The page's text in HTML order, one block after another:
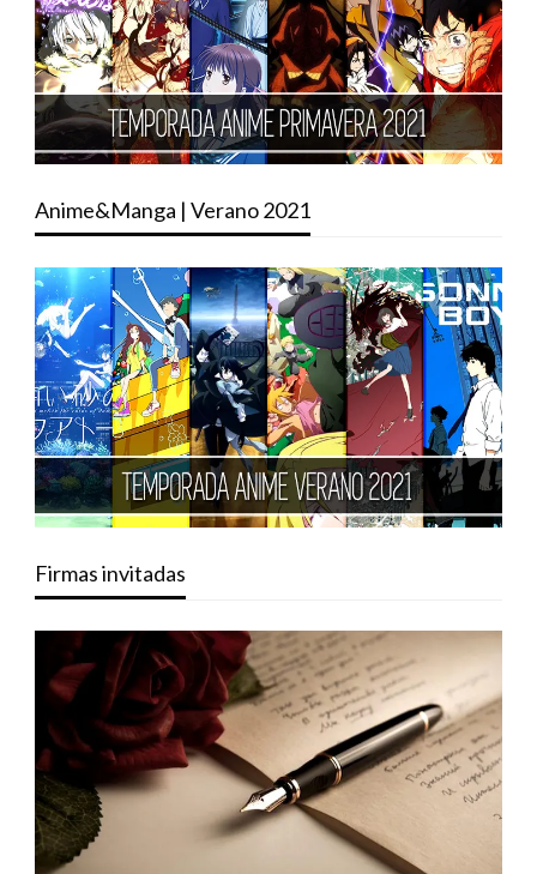
Anime&Manga | Verano 2021
Firmas invitadas